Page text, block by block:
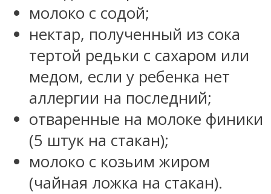
молоко с содой;
нектар, полученный из сока
тертой редьки с сахаром или
медом, если у ребенка нет
аллергии на последний;
отваренные на молоке финики
(5 штук на стакан);
молоко с козьим жиром
(чайная ложка на стакан).